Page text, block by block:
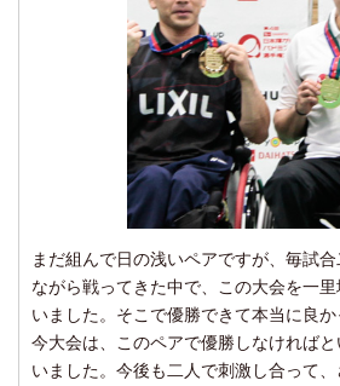
まだ組んで日の浅いペアですが、毎試
ながら戦ってきた中で、この大会を一
いました。そこで優勝できて本当に良か
今大会は、このペアで優勝しなければ
いました。今後も二人で刺激し合って